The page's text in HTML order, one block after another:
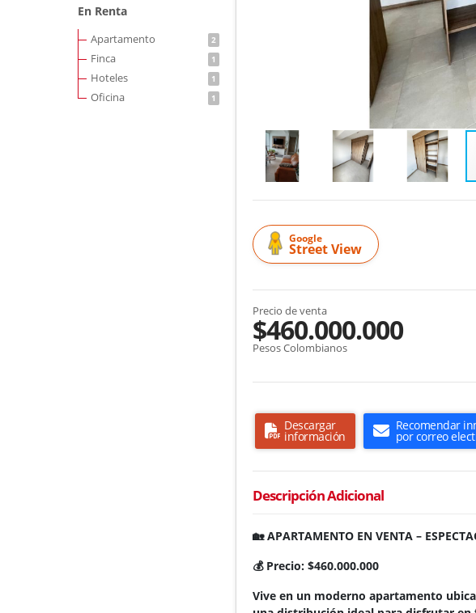
En Renta
Apartamento 2
Finca 1
Hoteles 1
Oficina 1
Google
Street View
Precio de venta
$460.000.000
Pesos Colombianos
Descargar
información
Recomendar
por correo
Descripción Adicional
🏡 APARTAMENTO EN VENTA –
💰 Precio: $460.000.000
Vive en un moderno apartamento